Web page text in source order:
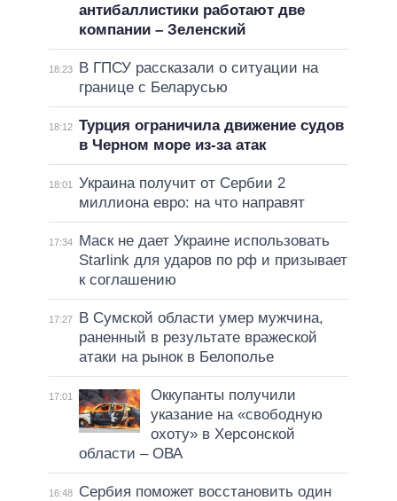
антибаллистики работают две
компании – Зеленский
18:23
В ГПСУ рассказали о ситуации на
границе с Беларусью
18:12 Турция ограничила движение судов
в Черном море из-за атак
18:01
Украина получит от Сербии 2
миллиона евро: на что направят
17:34
Маск не дает Украине использовать
Starlink для ударов по рф и призывает
к соглашению
17:27
В Сумской области умер мужчина,
раненный в результате вражеской
атаки на рынок в Белополье
17:01
Оккупанты получили
указание на «свободную
охоту» в Херсонской
области – ОВА
16:48
Сербия поможет восстановить один